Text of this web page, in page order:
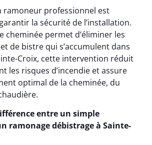
ramoneur professionnel est
la sécurité de l’installation.
cheminée permet d’éliminer les
de bistre qui s’accumulent dans
Croix, cette intervention réduit
les risques d’incendie et assure
optimal de la cheminée, du
entre un simple
ramonage débistrage à Sainte-